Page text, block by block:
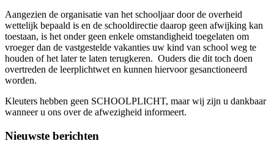
Aangezien de organisatie van het schooljaar door de overheid
wettelijk bepaald is en de schooldirectie daarop geen afwijking kan
toestaan, is het onder geen enkele omstandigheid toegelaten om
vroeger dan de vastgestelde vakanties uw kind van school weg te
houden of het later te laten terugkeren. Ouders die dit toch doen
overtreden de leerplichtwet en kunnen hiervoor gesanctioneerd
worden.
Kleuters hebben geen SCHOOLPLICHT, maar wij zijn u dankbaar
wanneer u ons over de afwezigheid informeert.
Nieuwste berichten